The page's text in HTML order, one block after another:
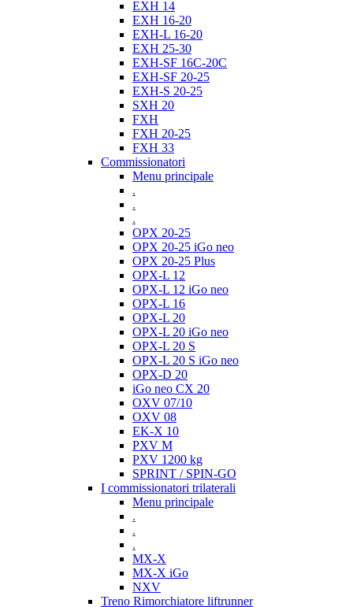
EXH 14
EXH 16-20
EXH-L 16-20
EXH 25-30
EXH-SF 16C-20C
EXH-SF 20-25
EXH-S 20-25
SXH 20
FXH
FXH 20-25
FXH 33
Commissionatori
Menu principale
.
.
.
OPX 20-25
OPX 20-25 iGo neo
OPX 20-25 Plus
OPX-L 12
OPX-L 12 iGo neo
OPX-L 16
OPX-L 20
OPX-L 20 iGo neo
OPX-L 20 S
OPX-L 20 S iGo neo
OPX-D 20
iGo neo CX 20
OXV 07/10
OXV 08
EK-X 10
PXV M
PXV 1200 kg
SPRINT / SPIN-GO
I commissionatori trilaterali
Menu principale
.
.
.
MX-X
MX-X iGo
NXV
Treno Rimorchiatore liftrunner